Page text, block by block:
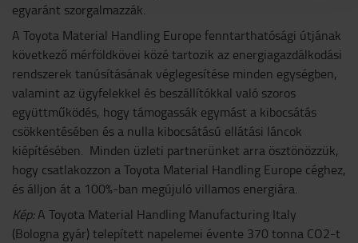
egyaránt szorgalmazzák.
A Toyota Material Handling Europe fenntarthatósági útjának
következő mérföldkövei közé tartozik az energiagazdálkodási
rendszerek tanúsításának véglegesítése minden egységben,
valamint az ügyfelekkel és beszállítókkal való szoros
együttműködés, hogy támogassák egymást a kibocsátás
csökkentésében és a nulla kibocsátású ellátási láncok
kiépítésében. Minden üzleti partnerünket arra ösztönözzük,
hogy csatlakozzon a Toyota Material Handling Europe céghez,
és álljon át a 100%-ban megújuló villamos energiára.
Kép:A Toyota Material Handling Manufacturing Italy
(Bologna gyár) telepített napelemei évente 370 tonna CO2-t